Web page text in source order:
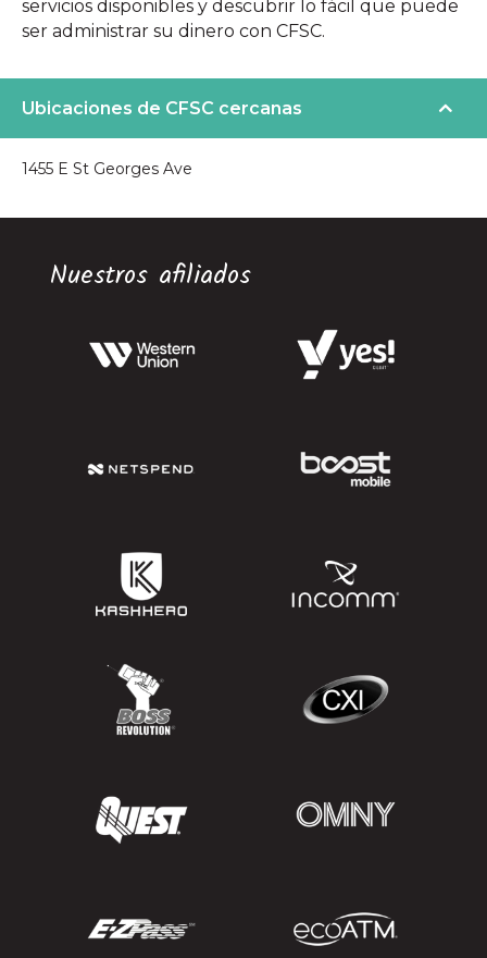
servicios disponibles y descubrir lo fácil que puede
ser administrar su dinero con CFSC.
Ubicaciones de CFSC cercanas
1455 E St Georges Ave
Nuestros afiliados